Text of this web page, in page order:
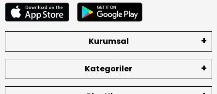
Kurumsal
Kategoriler